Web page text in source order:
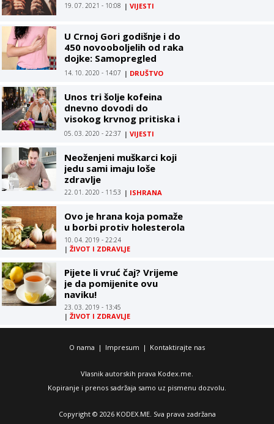
19. 07. 2021 - 10:08 | VIJESTI
U Crnoj Gori godišnje i do
450 novooboljelih od raka
dojke: Samopregled
ključan posle 25. godine
14. 10. 2020 - 14:07 | DRUŠTVO
Unos tri šolje kofeina
dnevno dovodi do
visokog krvnog pritiska i
holesterola
05. 03. 2020 - 22:37 | VIJESTI
Neoženjeni muškarci koji
jedu sami imaju loše
zdravlje
22. 01. 2020 - 11:53 | ISHRANA
Ovo je hrana koja pomaže
u borbi protiv holesterola
10. 04. 2019 - 22:24
| ŽIVOT I ZDRAVLJE
Pijete li vruć čaj? Vrijeme
je da pomijenite ovu
naviku!
23. 03. 2019 - 13:45
| ŽIVOT I ZDRAVLJE
O nama | Impresum | Kontaktirajte nas
Vlasnik autorskih prava Kodex.me.
Kopiranje i prenos sadržaja samo uz pismenu dozvolu.
Copyright © 2026 KODEX.ME. Sva prava zadržana